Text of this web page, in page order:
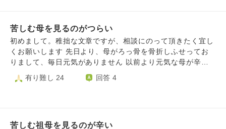
苦しむ母を見るのがつらい
初めまして。稚拙な文章ですが、相談にのって頂きたく宜し
くお願いします 先日より、母がろっ骨を骨折しふせってお
りまして、毎日元気がありません 以前より元気な母が辛そ
うにしているのを見るにつけ、「どうして上げたらよいのだ
ろうか」と思い悩むものの、私にはどうすることもできず、
っても、家のお金で何とかすると母が言い、辛い中。さらに
有り難し 24 回答 4
苦しむ祖母を見るのが辛い